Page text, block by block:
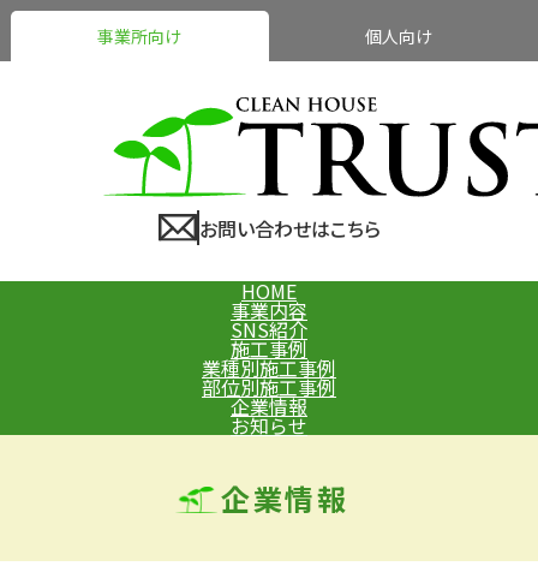
事業所向け 個人向け
お問い合わせはこちら
HOME
事業内容
SNS紹介
施工事例
業種別施工事例
部位別施工事例
企業情報
お知らせ
企業情報